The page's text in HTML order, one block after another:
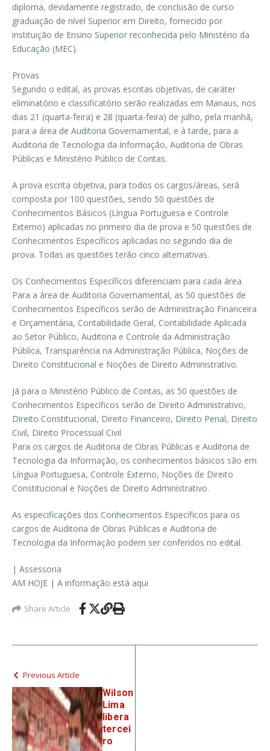
diploma, devidamente registrado, de conclusão de curso
graduação de nível Superior em Direito, fornecido por
instituição de Ensino Superior reconhecida pelo Ministério da
Educação (MEC).
Provas
Segundo o edital, as provas escritas objetivas, de caráter
eliminatório e classificatório serão realizadas em Manaus, nos
dias 21 (quarta-feira) e 28 (quarta-feira) de julho, pela manhã,
para a área de Auditoria Governamental, e à tarde, para a
Auditoria de Tecnologia da Informação, Auditoria de Obras
Públicas e Ministério Público de Contas.
A prova escrita objetiva, para todos os cargos/áreas, será
composta por 100 questões, sendo 50 questões de
Conhecimentos Básicos (Língua Portuguesa e Controle
Externo) aplicadas no primeiro dia de prova e 50 questões de
Conhecimentos Específicos aplicadas no segundo dia de
prova. Todas as questões terão cinco alternativas.
Os Conhecimentos Específicos diferenciam para cada área.
Para a área de Auditoria Governamental, as 50 questões de
Conhecimentos Específicos serão de Administração Financeira
e Orçamentária, Contabilidade Geral, Contabilidade Aplicada
ao Setor Público, Auditoria e Controle da Administração
Pública, Transparência na Administração Pública, Noções de
Direito Constitucional e Noções de Direito Administrativo.
Já para o Ministério Público de Contas, as 50 questões de
Conhecimentos Específicos serão de Direito Administrativo,
Direito Constitucional, Direito Financeiro, Direito Penal, Direito
Civil, Direito Processual Civil.
Para os cargos de Auditoria de Obras Públicas e Auditoria de
Tecnologia da Informação, os conhecimentos básicos são em
Língua Portuguesa, Controle Externo, Noções de Direito
Constitucional e Noções de Direito Administrativo.
As especificações dos Conhecimentos Específicos para os
cargos de Auditoria de Obras Públicas e Auditoria de
Tecnologia da Informação podem ser conferidos no edital.
| Assessoria
AM HOJE | A informação está aqui
Share Article
Previous Article
Wilson
Lima
libera
tercei
ro